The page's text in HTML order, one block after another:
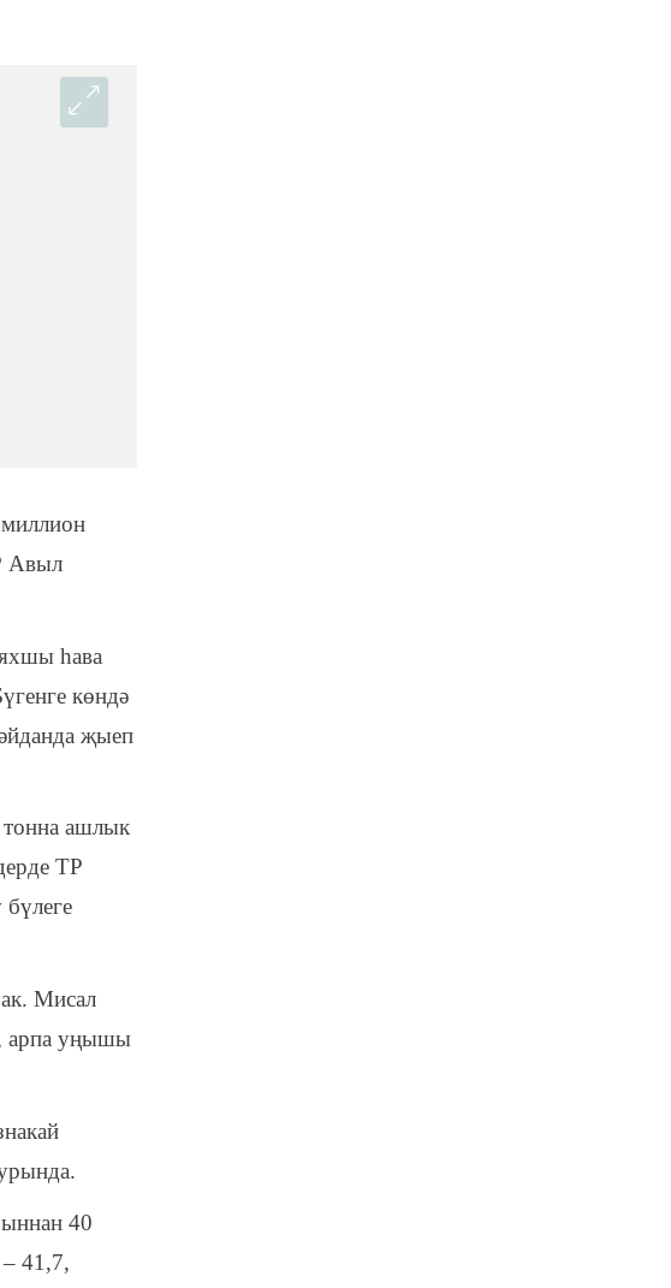
Авыл
һава
көндә
җыеп
тонна ашлык
ТР
Мисал
арпа уңышы
40
41,7,